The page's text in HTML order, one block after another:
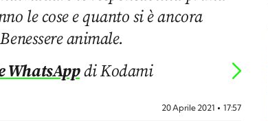
le cose e quanto si è ancora
animale.
WhatsAppdi Kodami
20 Aprile 2021 17:57